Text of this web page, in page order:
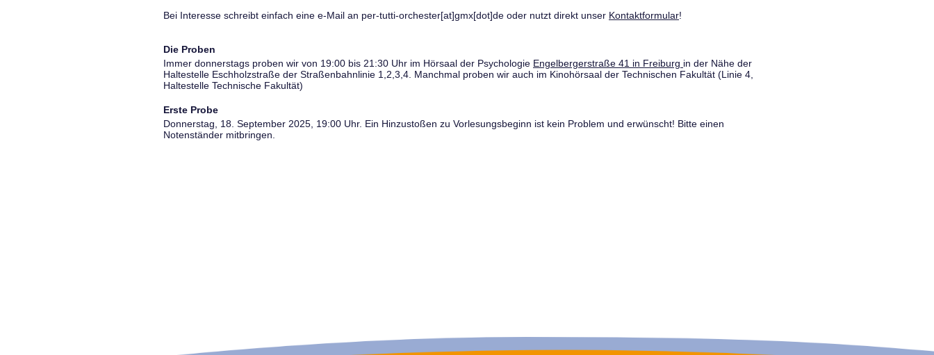
Bei Interesse schreibt einfach eine e-Mail an per-tutti-orchester[at]gmx[dot]de oder nutzt direkt unser Kontaktformular!
Die Proben
Immer donnerstags proben wir von 19:00 bis 21:30 Uhr im Hörsaal der Psychologie Engelbergerstraße 41 in Freiburg in der Nähe der
Haltestelle Eschholzstraße der Straßenbahnlinie 1,2,3,4. Manchmal proben wir auch im Kinohörsaal der Technischen Fakultät (Linie 4,
Haltestelle Technische Fakultät)
Erste Probe
Donnerstag, 18. September 2025, 19:00 Uhr. Ein Hinzustoßen zu Vorlesungsbeginn ist kein Problem und erwünscht! Bitte einen
Notenständer mitbringen.